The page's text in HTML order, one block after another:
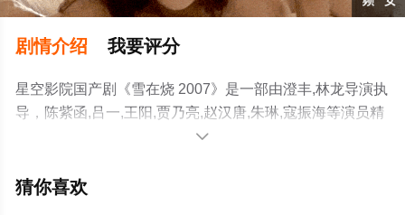
剧情介绍 我要评分
星空影院国产剧《雪在烧 2007》是一部由澄丰,林龙导演执
导，陈紫函,吕一,王阳,贾乃亮,赵汉唐,朱琳,寇振海等演员精
彩演绎的中国大陆电视剧，大结局剧情已揭晓（1-32全
空电影网，热播电视剧提前免费观看，更多剧情信息可移

猜你喜欢